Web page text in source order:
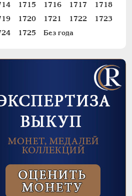
1715 1716 1717
1718
1720 1721 1722
1723
1725 Без года